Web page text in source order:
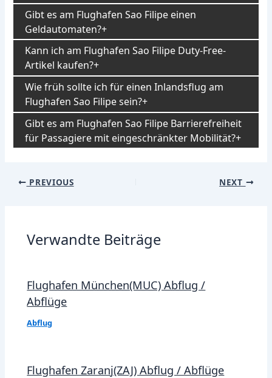
Gibt es am Flughafen Sao Filipe einen
Geldautomaten?
Kann ich am Flughafen Sao Filipe Duty-Free-
Artikel kaufen?
Wie früh sollte ich für einen Inlandsflug am
Flughafen Sao Filipe sein?
Gibt es am Flughafen Sao Filipe Barrierefreiheit
für Passagiere mit eingeschränkter Mobilität?
Post
PREVIOUS NEXT
Verwandte Beiträge
Flughafen München(MUC) Abflug /
Abflüge
Abflug
Flughafen Zaranj(ZAJ) Abflug / Abflüge